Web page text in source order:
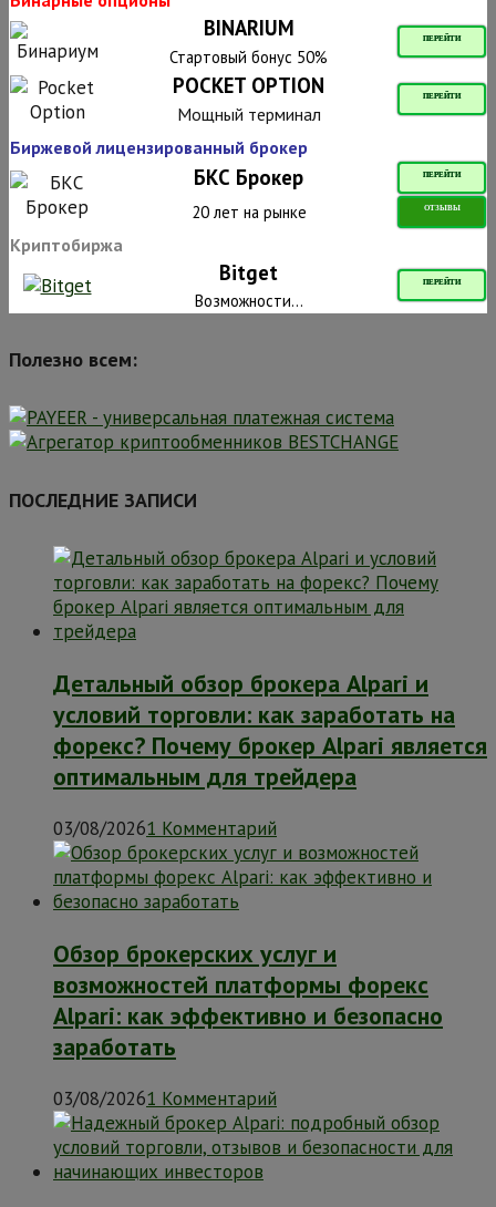
BINARIUM ПЕРЕЙТИ
Стартовый бонус 50%
POCKET OPTION ПЕРЕЙТИ
Мощный терминал
Биржевой лицензированный брокер
БКС Брокер ПЕРЕЙТИ
20 лет на рынке ОТЗЫВЫ
Криптобиржа
Bitget ПЕРЕЙТИ
Возможности...
Полезно всем:
ПОСЛЕДНИЕ ЗАПИСИ
Детальный обзор брокера Alpari и
условий торговли: как заработать на
форекс? Почему брокер Alpari является
оптимальным для трейдера
03/08/20261 Комментарий
Обзор брокерских услуг и
возможностей платформы форекс
Alpari: как эффективно и безопасно
заработать
03/08/20261 Комментарий